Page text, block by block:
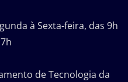
à Sexta-feira, das 9h
de Tecnologia da